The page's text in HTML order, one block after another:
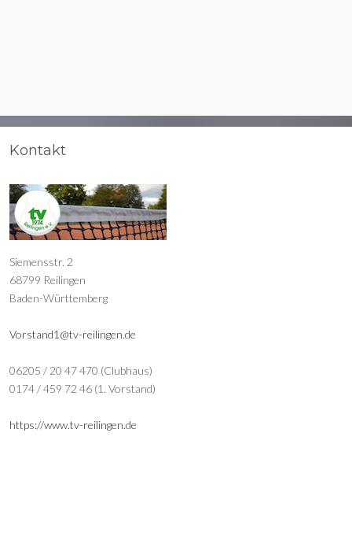
Kontakt
Siemensstr. 2
68799 Reilingen
Baden-Württemberg
Vorstand1@tv-reilingen.de
06205 / 20 47 470 (Clubhaus)
0174 / 459 72 46 (1. Vorstand)
https://www.tv-reilingen.de